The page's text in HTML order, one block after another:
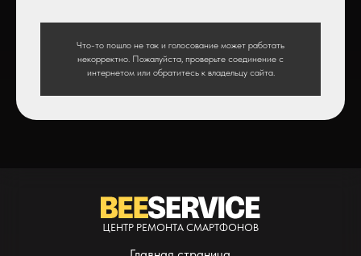
Что-то пошло не так и голосование может работать
некорректно. Пожалуйста, проверьте соединение с
интернетом или обратитесь к владельцу сайта.
* - время ремонта может меняться в зависимости от модели устройства и
** - окончательная цена на ремонт может быть названа после полной
ЦЕНТР РЕМОНТА СМАРТФОНОВ